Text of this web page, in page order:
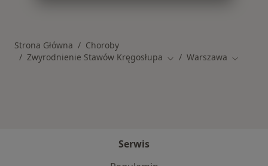
Strona Główna
Choroby
Zwyrodnienie Stawów Kręgosłupa Zmień miasto
Warszawa Zmień
Serwis